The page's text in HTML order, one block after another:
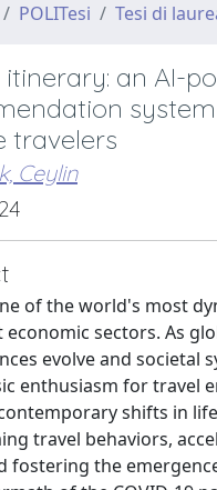
POLITesi Tesi di
itinerary: an AI-
travelers
Ceylin
of the world's most
sectors. As
evolve and societal
enthusiasm for travel
shifts in
travel behaviors,
fostering the